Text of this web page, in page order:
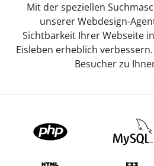
Mit der speziellen
unserer Webdesign-
Sichtbarkeit Ihrer Webseite
Eisleben erheblich
Besucher zu